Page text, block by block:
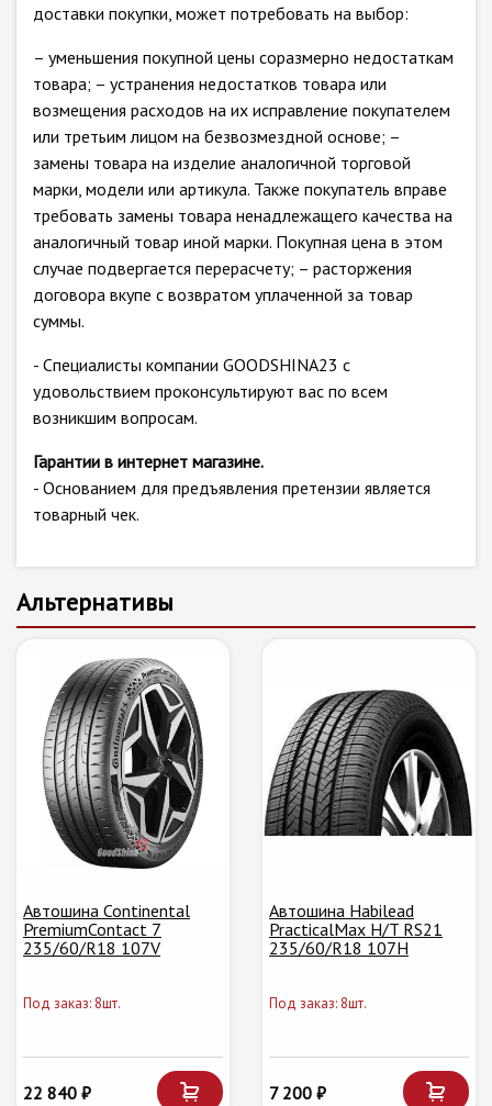
доставки покупки, может потребовать на выбор:
– уменьшения покупной цены соразмерно недостаткам
товара; – устранения недостатков товара или
возмещения расходов на их исправление покупателем
или третьим лицом на безвозмездной основе; –
замены товара на изделие аналогичной торговой
марки, модели или артикула. Также покупатель вправе
требовать замены товара ненадлежащего качества на
аналогичный товар иной марки. Покупная цена в этом
случае подвергается перерасчету; – расторжения
договора вкупе с возвратом уплаченной за товар
суммы.
- Специалисты компании GOODSHINA23 с
удовольствием проконсультируют вас по всем
возникшим вопросам.
Гарантии в интернет магазине.
- Основанием для предъявления претензии является
товарный чек.
Альтернативы
Автошина Continental
PremiumContact 7
235/60/R18 107V
Под заказ: 8шт.
22 840 ₽
Автошина Habilead
PracticalMax H/T RS21
235/60/R18 107H
Под заказ: 8шт.
7 200 ₽